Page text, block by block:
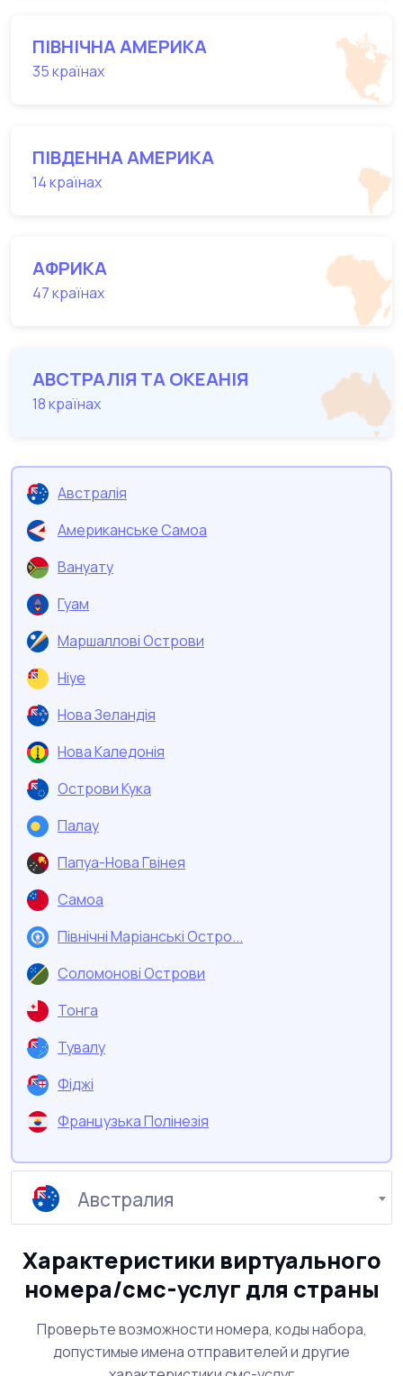
ПІВНІЧНА АМЕРИКА
35 країнах
ПІВДЕННА АМЕРИКА
14 країнах
АФРИКА
47 країнах
АВСТРАЛІЯ ТА ОКЕАНІЯ
18 країнах
Австралія
Американське Самоа
Вануату
Гуам
Маршаллові Острови
Ніуе
Нова Зеландія
Нова Каледонія
Острови Кука
Палау
Папуа-Нова Гвінея
Самоа
Північні Маріанські Остро...
Соломонові Острови
Тонга
Тувалу
Фіджі
Французька Полінезія
Австралия
Характеристики виртуального
номера/смс-услуг для страны
Проверьте возможности номера, коды набора,
допустимые имена отправителей и другие